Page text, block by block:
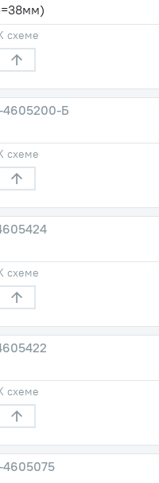
схеме
4605200-Б
схеме
схеме
схеме
4605075